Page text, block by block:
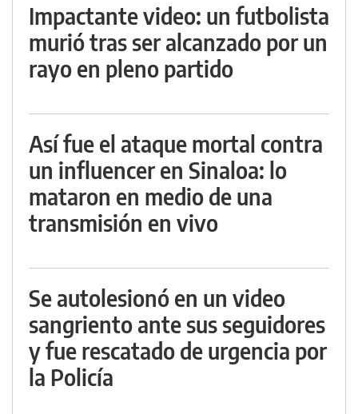
Impactante video: un futbolista
murió tras ser alcanzado por un
rayo en pleno partido
Así fue el ataque mortal contra
un influencer en Sinaloa: lo
mataron en medio de una
transmisión en vivo
Se autolesionó en un video
sangriento ante sus seguidores
y fue rescatado de urgencia por
la Policía